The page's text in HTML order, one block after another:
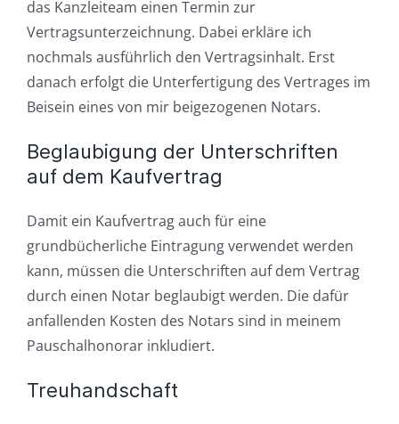
das Kanzleiteam einen Termin zur
Vertragsunterzeichnung. Dabei erkläre ich
nochmals ausführlich den Vertragsinhalt. Erst
danach erfolgt die Unterfertigung des Vertrages im
Beisein eines von mir beigezogenen Notars.
Beglaubigung der Unterschriften
auf dem Kaufvertrag
Damit ein Kaufvertrag auch für eine
grundbücherliche Eintragung verwendet werden
kann, müssen die Unterschriften auf dem Vertrag
durch einen Notar beglaubigt werden. Die dafür
anfallenden Kosten des Notars sind in meinem
Pauschalhonorar inkludiert.
Treuhandschaft